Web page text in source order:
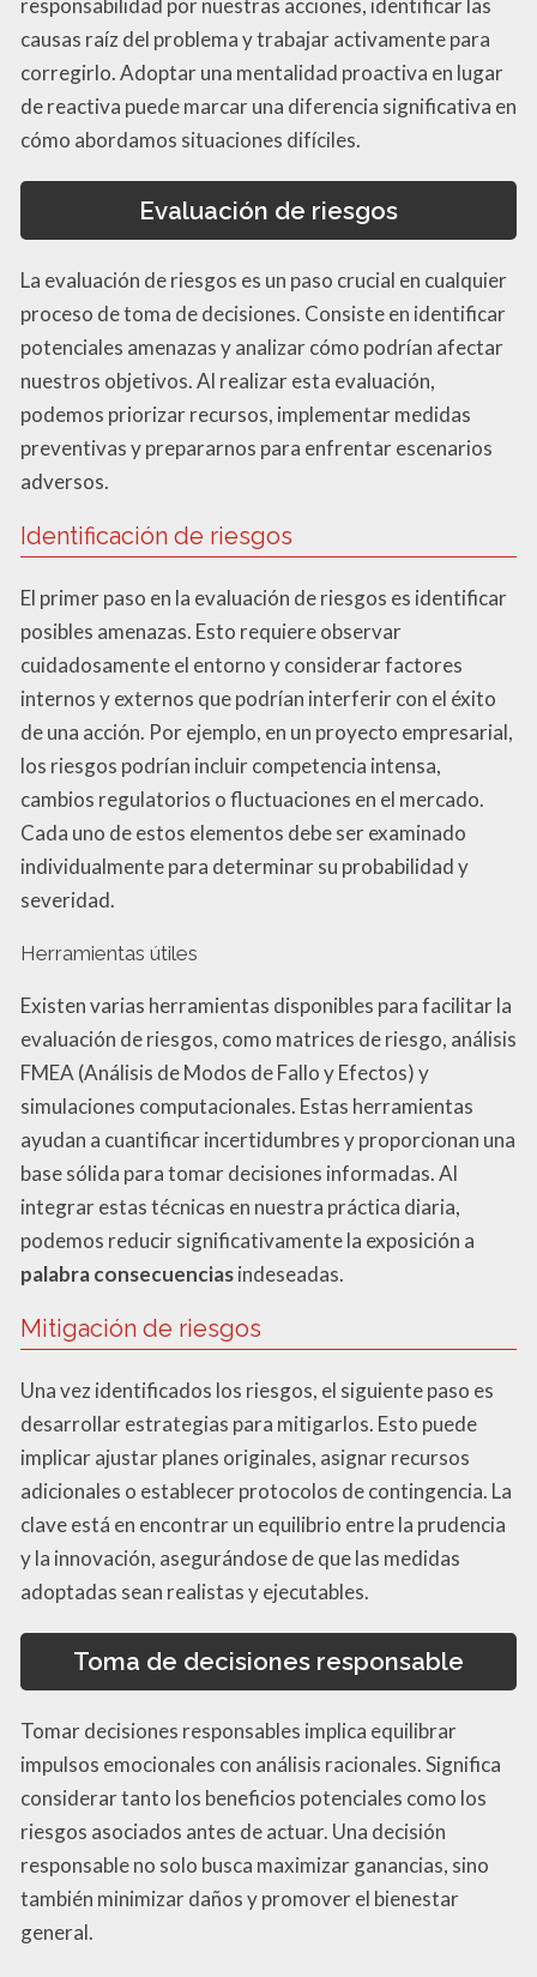
responsabilidad por nuestras acciones, identificar las
causas raíz del problema y trabajar activamente para
corregirlo. Adoptar una mentalidad proactiva en lugar
de reactiva puede marcar una diferencia significativa en
cómo abordamos situaciones difíciles.
Evaluación de riesgos
La evaluación de riesgos es un paso crucial en cualquier
proceso de toma de decisiones. Consiste en identificar
potenciales amenazas y analizar cómo podrían afectar
nuestros objetivos. Al realizar esta evaluación,
podemos priorizar recursos, implementar medidas
preventivas y prepararnos para enfrentar escenarios
adversos.
Identificación de riesgos
El primer paso en la evaluación de riesgos es identificar
posibles amenazas. Esto requiere observar
cuidadosamente el entorno y considerar factores
internos y externos que podrían interferir con el éxito
de una acción. Por ejemplo, en un proyecto empresarial,
los riesgos podrían incluir competencia intensa,
cambios regulatorios o fluctuaciones en el mercado.
Cada uno de estos elementos debe ser examinado
individualmente para determinar su probabilidad y
severidad.
Herramientas útiles
Existen varias herramientas disponibles para facilitar la
evaluación de riesgos, como matrices de riesgo, análisis
FMEA (Análisis de Modos de Fallo y Efectos) y
simulaciones computacionales. Estas herramientas
ayudan a cuantificar incertidumbres y proporcionan una
base sólida para tomar decisiones informadas. Al
integrar estas técnicas en nuestra práctica diaria,
podemos reducir significativamente la exposición a
palabra consecuenciasindeseadas.
Mitigación de riesgos
Una vez identificados los riesgos, el siguiente paso es
desarrollar estrategias para mitigarlos. Esto puede
implicar ajustar planes originales, asignar recursos
adicionales o establecer protocolos de contingencia. La
clave está en encontrar un equilibrio entre la prudencia
y la innovación, asegurándose de que las medidas
adoptadas sean realistas y ejecutables.
Toma de decisiones responsable
Tomar decisiones responsables implica equilibrar
impulsos emocionales con análisis racionales. Significa
considerar tanto los beneficios potenciales como los
riesgos asociados antes de actuar. Una decisión
responsable no solo busca maximizar ganancias, sino
también minimizar daños y promover el bienestar
general.